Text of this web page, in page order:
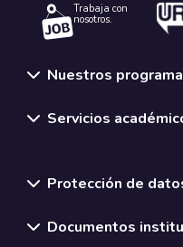
Trabaja con
nosotros.
Nuestros
Servicios
Protección de
Documentos